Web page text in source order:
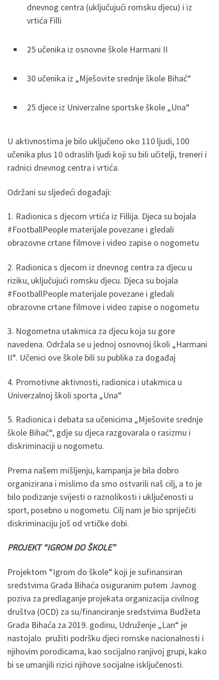
dnevnog centra (uključujući romsku djecu) i iz
vrtića Filli
25 učenika iz osnovne škole Harmani II
30 učenika iz „Mješovite srednje škole Bihać“
25 djece iz Univerzalne sportske škole „Una“
U aktivnostima je bilo uključeno oko 110 ljudi, 100
učenika plus 10 odraslih ljudi koji su bili učitelji, treneri i
radnici dnevnog centra i vrtića.
Održani su sljedeći događaji:
1. Radionica s djecom vrtića iz Fillija. Djeca su bojala
#FootballPeople materijale povezane i gledali
obrazovne crtane filmove i video zapise o nogometu
2. Radionica s djecom iz dnevnog centra za djecu u
riziku, uključujući romsku djecu. Djeca su bojala
#FootballPeople materijale povezane i gledali
obrazovne crtane filmove i video zapise o nogometu
3. Nogometna utakmica za djecu koja su gore
navedena. Održala se u jednoj osnovnoj školi „Harmani
II“. Učenici ove škole bili su publika za događaj
4. Promotivne aktivnosti, radionica i utakmica u
Univerzalnoj školi sporta „Una“
5. Radionica i debata sa učenicima „Mješovite srednje
škole Bihać“, gdje su djeca razgovarala o rasizmu i
diskriminaciji u nogometu.
Prema našem mišljenju, kampanja je bila dobro
organizirana i mislimo da smo ostvarili naš cilj, a to je
bilo podizanje svijesti o raznolikosti i uključenosti u
sport, posebno u nogometu. Cilj nam je bio spriječiti
diskriminaciju još od vrtičke dobi.
PROJEKT “IGROM DO ŠKOLE”
Projektom “Igrom do škole“ koji je sufinansiran
sredstvima Grada Bihaća osiguranim putem Javnog
poziva za predlaganje projekata organizacija civilnog
društva (OCD) za su/financiranje sredstvima Budžeta
Grada Bihaća za 2019. godinu, Udruženje „Lan“ je
nastojalo pružiti podršku djeci romske nacionalnosti i
njihovim porodicama, kao socijalno ranjivoj grupi, kako
bi se umanjili rizici njihove socijalne isključenosti.